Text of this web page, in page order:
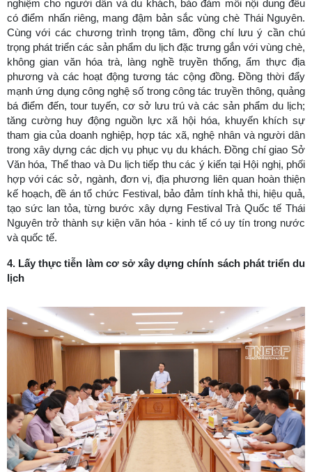
nghiệm cho người dân và du khách, bảo đảm mỗi nội dung đều
có điểm nhấn riêng, mang đậm bản sắc vùng chè Thái Nguyên.
Cùng với các chương trình trọng tâm, đồng chí lưu ý cần chú
trọng phát triển các sản phẩm du lịch đặc trưng gắn với vùng chè,
không gian văn hóa trà, làng nghề truyền thống, ẩm thực địa
phương và các hoạt động tương tác cộng đồng. Đồng thời đẩy
mạnh ứng dụng công nghệ số trong công tác truyền thông, quảng
bá điểm đến, tour tuyến, cơ sở lưu trú và các sản phẩm du lịch;
tăng cường huy động nguồn lực xã hội hóa, khuyến khích sự
tham gia của doanh nghiệp, hợp tác xã, nghệ nhân và người dân
trong xây dựng các dịch vụ phục vụ du khách. Đồng chí giao Sở
Văn hóa, Thể thao và Du lịch tiếp thu các ý kiến tại Hội nghị, phối
hợp với các sở, ngành, đơn vị, địa phương liên quan hoàn thiện
kế hoạch, đề án tổ chức Festival, bảo đảm tính khả thi, hiệu quả,
tạo sức lan tỏa, từng bước xây dựng Festival Trà Quốc tế Thái
Nguyên trở thành sự kiện văn hóa - kinh tế có uy tín trong nước
và quốc tế.
4. Lấy thực tiễn làm cơ sở xây dựng chính sách phát triển du
lịch